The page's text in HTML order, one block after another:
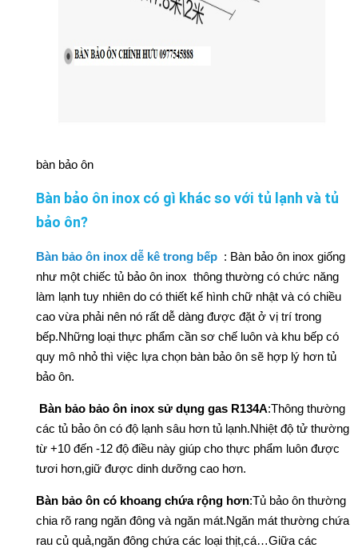
bàn bảo ôn
Bàn bảo ôn inox có gì khác so với tủ lạnh và tủ
bảo ôn?
Bàn bảo ôn inox dễ kê trong bếp : Bàn bảo ôn inox giống
như một chiếc tủ bảo ôn inox thông thường có chức năng
làm lạnh tuy nhiên do có thiết kế hình chữ nhật và có chiều
cao vừa phải nên nó rất dễ dàng được đặt ở vị trí trong
bếp.Những loại thực phẩm cần sơ chế luôn và khu bếp có
quy mô nhỏ thì việc lựa chọn bàn bảo ôn sẽ hợp lý hơn tủ
bảo ôn.
Bàn bảo bảo ôn inox sử dụng gas R134A:Thông thường
các tủ bảo ôn có độ lạnh sâu hơn tủ lạnh.Nhiệt độ tử thường
từ +10 đến -12 độ điều này giúp cho thực phẩm luôn được
tươi hơn,giữ được dinh dưỡng cao hơn.
Bàn bảo ôn có khoang chứa rộng hơn:Tủ bảo ôn thường
chia rõ rang ngăn đông và ngăn mát.Ngăn mát thường chứa
rau củ quả,ngăn đông chứa các loại thịt,cá…Giữa các